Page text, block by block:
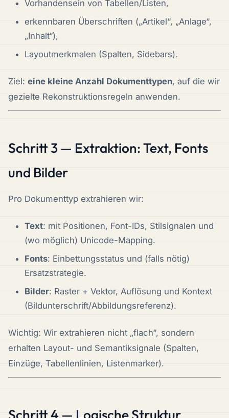
Vorhandensein von Tabellen/Listen,
erkennbaren Überschriften („Artikel“, „Anlage“,
„Inhalt“),
Layoutmerkmalen (Spalten, Sidebars).
Ziel: eine kleine Anzahl Dokumenttypen, auf die wir
gezielte Rekonstruktionsregeln anwenden.
Schritt 3 — Extraktion: Text, Fonts
und Bilder
Pro Dokumenttyp extrahieren wir:
Text: mit Positionen, Font-IDs, Stilsignalen und
(wo möglich) Unicode-Mapping.
Fonts: Einbettungsstatus und (falls nötig)
Ersatzstrategie.
Bilder: Raster + Vektor, Auflösung und Kontext
(Bildunterschrift/Abbildungsreferenz).
Wichtig: Wir extrahieren nicht „flach“, sondern
erhalten Layout- und Semantiksignale (Spalten,
Einzüge, Tabellenlinien, Listenmarker).